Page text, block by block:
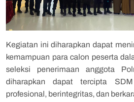
Kegiatan ini diharapkan dapat
kemampuan para calon peserta
seleksi penerimaan anggota
diharapkan dapat tercipta
profesional, berintegritas, dan